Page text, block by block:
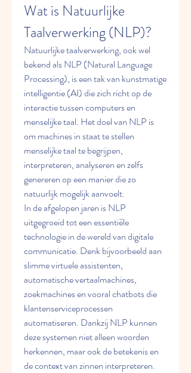
Wat is Natuurlijke
Taalverwerking (NLP)?
Natuurlijke taalverwerking, ook wel
bekend als NLP (Natural Language
Processing), is een tak van kunstmatige
intelligentie (AI) die zich richt op de
interactie tussen computers en
menselijke taal. Het doel van NLP is
om machines in staat te stellen
menselijke taal te begrijpen,
interpreteren, analyseren en zelfs
genereren op een manier die zo
natuurlijk mogelijk aanvoelt.
In de afgelopen jaren is NLP
uitgegroeid tot een essentiële
technologie in de wereld van digitale
communicatie. Denk bijvoorbeeld aan
slimme virtuele assistenten,
automatische vertaalmachines,
zoekmachines en vooral chatbots die
klantenserviceprocessen
automatiseren. Dankzij NLP kunnen
deze systemen niet alleen woorden
herkennen, maar ook de betekenis en
de context van zinnen interpreteren.